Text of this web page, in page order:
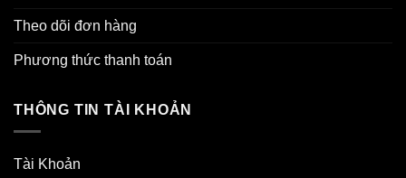
Theo dõi đơn hàng
Phương thức thanh toán
THÔNG TIN TÀI KHOẢN
Tài Khoản